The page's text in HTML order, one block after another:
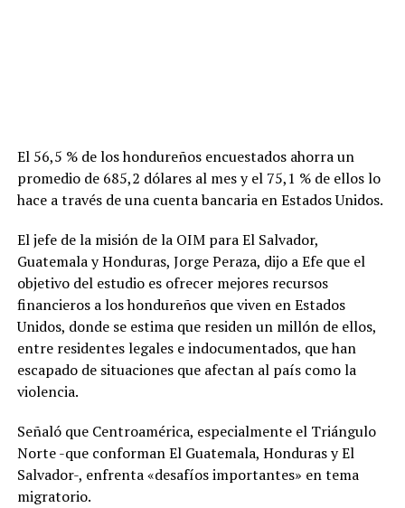
El 56,5 % de los hondureños encuestados ahorra un
promedio de 685,2 dólares al mes y el 75,1 % de ellos lo
hace a través de una cuenta bancaria en Estados Unidos.
El jefe de la misión de la OIM para El Salvador,
Guatemala y Honduras, Jorge Peraza, dijo a Efe que el
objetivo del estudio es ofrecer mejores recursos
financieros a los hondureños que viven en Estados
Unidos, donde se estima que residen un millón de ellos,
entre residentes legales e indocumentados, que han
escapado de situaciones que afectan al país como la
violencia.
Señaló que Centroamérica, especialmente el Triángulo
Norte -que conforman El Guatemala, Honduras y El
Salvador-, enfrenta «desafíos importantes» en tema
migratorio.